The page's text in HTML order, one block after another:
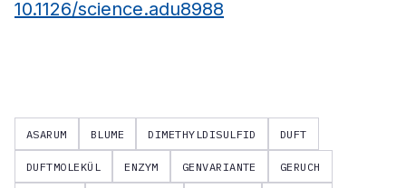
10.1126/science.adu8988
ASARUM BLUME DIMETHYLDISULFID DUFT
DUFTMOLEKÜL ENZYM GENVARIANTE GERUCH